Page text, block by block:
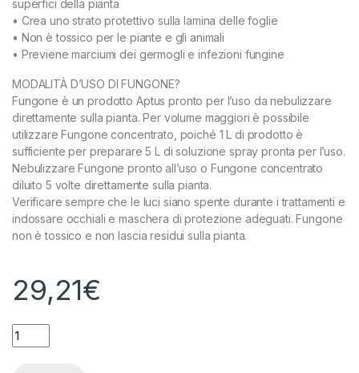
superfici della pianta
• Crea uno strato protettivo sulla lamina delle foglie
• Non è tossico per le piante e gli animali
• Previene marciumi dei germogli e infezioni fungine
MODALITÀ D’USO DI FUNGONE?
Fungone è un prodotto Aptus pronto per l’uso da nebulizzare
direttamente sulla pianta. Per volume maggiori è possibile
utilizzare Fungone concentrato, poiché 1 L di prodotto è
sufficiente per preparare 5 L di soluzione spray pronta per l’uso.
Nebulizzare Fungone pronto all’uso o Fungone concentrato
diluito 5 volte direttamente sulla pianta.
Verificare sempre che le luci siano spente durante i trattamenti e
indossare occhiali e maschera di protezione adeguati. Fungone
non è tossico e non lascia residui sulla pianta.
29,21€
APTUS - FUNGONE - 1L quantity